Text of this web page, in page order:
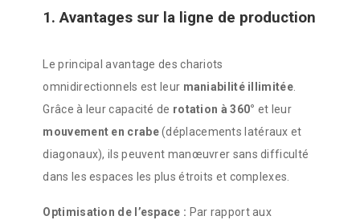
1. Avantages sur la ligne de production
Le principal avantage des chariots
omnidirectionnels est leur maniabilité illimitée.
Grâce à leur capacité de rotation à 360° et leur
mouvement en crabe(déplacements latéraux et
diagonaux), ils peuvent manœuvrer sans difficulté
dans les espaces les plus étroits et complexes.
Optimisation de l’espace : Par rapport aux